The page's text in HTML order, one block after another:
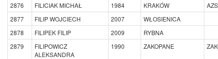
2876
FILICIAK MICHAŁ 1984 KRAKÓW
2877
FILIP WOJCIECH 2007
WŁOSIENICA
2878
FILIPEK FILIP 2009
RYBNA
2879
FILIPOWICZ
ALEKSANDRA
1990 ZAKOPANE